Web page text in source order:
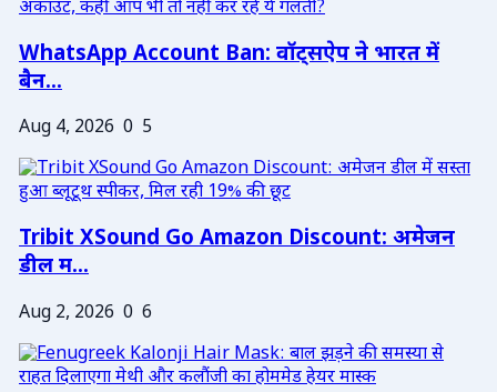
WhatsApp Account Ban: वॉट्सऐप ने भारत में
बैन...
Aug 4, 2026 0 5
Tribit XSound Go Amazon Discount: अमेजन
डील म...
Aug 2, 2026 0 6